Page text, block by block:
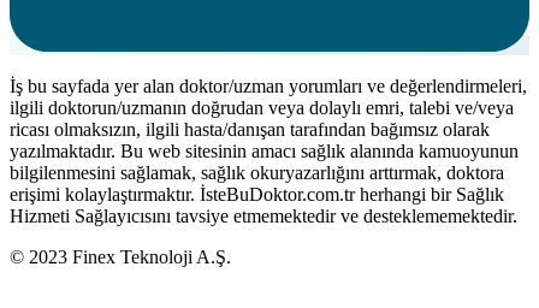
İş bu sayfada yer alan doktor/uzman yorumları ve değerlendirmeleri,
ilgili doktorun/uzmanın doğrudan veya dolaylı emri, talebi ve/veya
ricası olmaksızın, ilgili hasta/danışan tarafından bağımsız olarak
yazılmaktadır. Bu web sitesinin amacı sağlık alanında kamuoyunun
bilgilenmesini sağlamak, sağlık okuryazarlığını arttırmak, doktora
erişimi kolaylaştırmaktır. İsteBuDoktor.com.tr herhangi bir Sağlık
Hizmeti Sağlayıcısını tavsiye etmemektedir ve desteklememektedir.
© 2023 Finex Teknoloji A.Ş.